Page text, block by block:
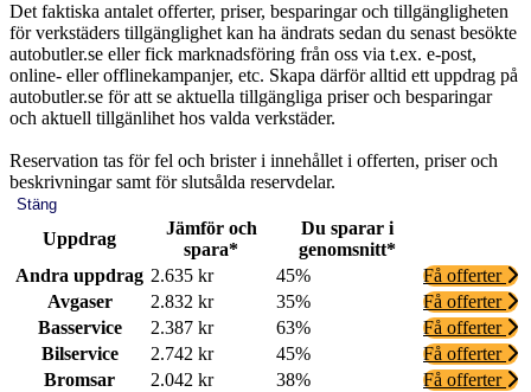
Det faktiska antalet offerter, priser, besparingar och tillgängligheten
för verkstäders tillgänglighet kan ha ändrats sedan du senast besökte
autobutler.se eller fick marknadsföring från oss via t.ex. e-post,
online- eller offlinekampanjer, etc. Skapa därför alltid ett uppdrag på
autobutler.se för att se aktuella tillgängliga priser och besparingar
och aktuell tillgänlihet hos valda verkstäder.
Reservation tas för fel och brister i innehållet i offerten, priser och
beskrivningar samt för slutsålda reservdelar.
Stäng
Uppdrag
Jämför och
spara*
Du sparar i
genomsnitt*
Andra uppdrag 2.635 kr 45%
Få offerter
Avgaser
2.832 kr 35%
Få offerter
Basservice
2.387 kr 63%
Få offerter
Bilservice
2.742 kr 45%
Få offerter
Bromsar
2.042 kr 38%
Få offerter